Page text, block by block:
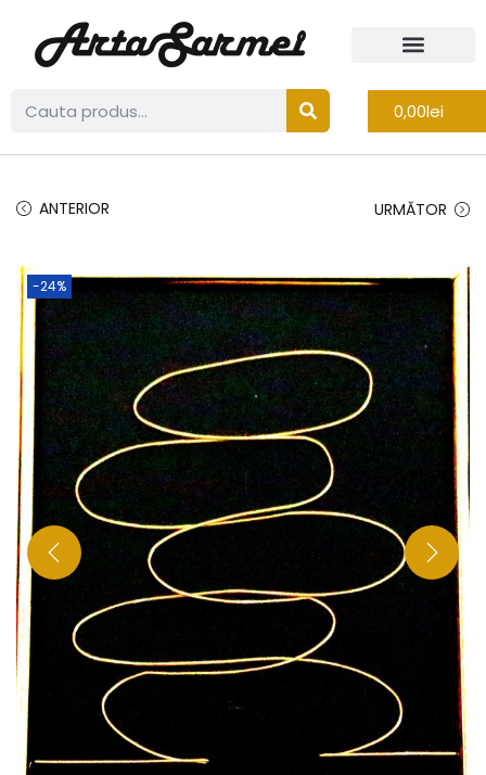
0,00lei
ANTERIOR URMĂTOR
-24%